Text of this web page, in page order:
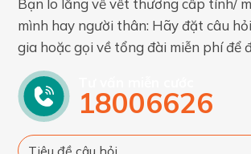
Bạn lo lắng về vết thương cấp tính/
mình hay người thân: Hãy đặt câu
gia hoặc gọi về tổng đài miễn phí để
18006626